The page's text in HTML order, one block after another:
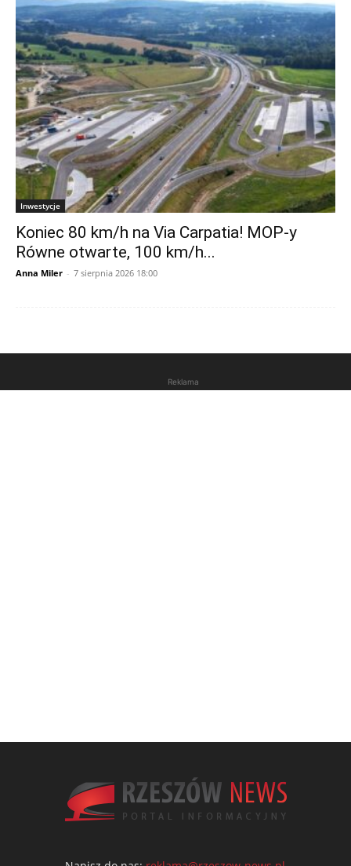
Inwestycje
Koniec 80 km/h na Via Carpatia! MOP-y
Równe otwarte, 100 km/h...
Anna Miler - 7 sierpnia 2026 18:00
Reklama